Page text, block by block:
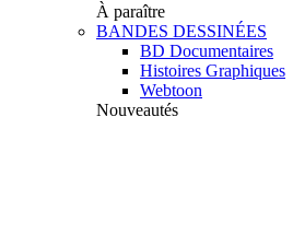
À paraître
BANDES DESSINÉES
BD Documentaires
Histoires Graphiques
Webtoon
Nouveautés